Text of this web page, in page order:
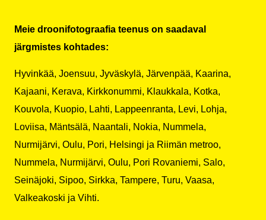
Meie droonifotograafia teenus on saadaval
järgmistes kohtades:
Hyvinkää, Joensuu, Jyväskylä, Järvenpää, Kaarina,
Kajaani, Kerava, Kirkkonummi, Klaukkala, Kotka,
Kouvola, Kuopio, Lahti, Lappeenranta, Levi, Lohja,
Loviisa, Mäntsälä, Naantali, Nokia, Nummela,
Nurmijärvi, Oulu, Pori, Helsingi ja Riimän metroo,
Nummela, Nurmijärvi, Oulu, Pori Rovaniemi, Salo,
Seinäjoki, Sipoo, Sirkka, Tampere, Turu, Vaasa,
Valkeakoski ja Vihti.